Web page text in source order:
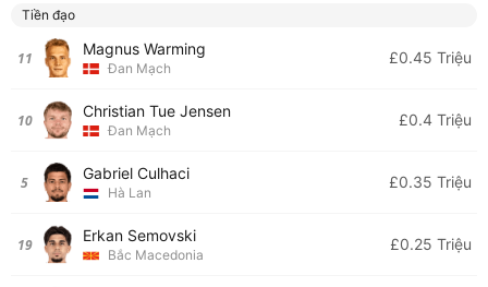
Tiền đạo
11 Magnus Warming
Đan Mạch
£0.45 Triệu
10 Christian Tue Jensen
Đan Mạch
£0.4 Triệu
5 Gabriel Culhaci
Hà Lan
£0.35 Triệu
19 Erkan Semovski
Bắc Macedonia
£0.25 Triệu